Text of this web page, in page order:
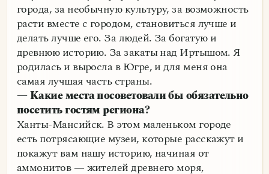
города, за необычную культуру, за возможность
расти вместе с городом, становиться лучше и
делать лучше его. За людей. За богатую и
древнюю историю. За закаты над Иртышом. Я
родилась и выросла в Югре, и для меня она
самая лучшая часть страны.
— Какие места посоветовали бы обязательно
посетить гостям региона?
Ханты-Мансийск. В этом маленьком городе
есть потрясающие музеи, которые расскажут и
покажут вам нашу историю, начиная от
аммонитов — жителей древнего моря,